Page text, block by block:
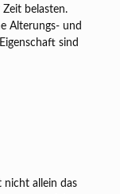
belasten.
Alterungs- und
sind
nicht allein das